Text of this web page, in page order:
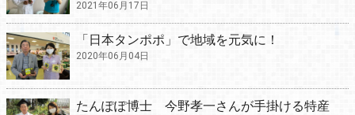
2021年06月17日
「日本タンポポ」で地域を元気に！
2020年06月04日
たんぽぽ博士 今野孝一さんが手掛ける特産